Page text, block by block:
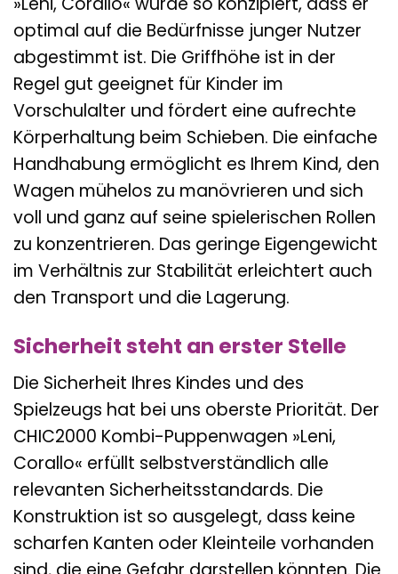
optimal auf die Bedürfnisse junger Nutzer
abgestimmt ist. Die Griffhöhe ist in der
Regel gut geeignet für Kinder im
Vorschulalter und fördert eine aufrechte
Körperhaltung beim Schieben. Die einfache
Handhabung ermöglicht es Ihrem Kind, den
Wagen mühelos zu manövrieren und sich
voll und ganz auf seine spielerischen Rollen
zu konzentrieren. Das geringe Eigengewicht
im Verhältnis zur Stabilität erleichtert auch
den Transport und die Lagerung.
Sicherheit steht an erster Stelle
Die Sicherheit Ihres Kindes und des
Spielzeugs hat bei uns oberste Priorität. Der
CHIC2000 Kombi-Puppenwagen »Leni,
Corallo« erfüllt selbstverständlich alle
relevanten Sicherheitsstandards. Die
Konstruktion ist so ausgelegt, dass keine
scharfen Kanten oder Kleinteile vorhanden